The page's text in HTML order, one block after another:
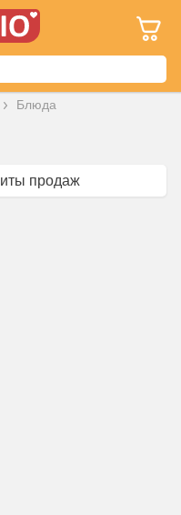
Блюда